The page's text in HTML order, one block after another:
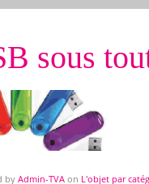
sous
by Admin-TVA on L'objet par